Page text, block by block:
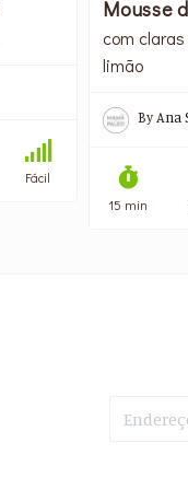
Fácil
Mousse
com
limão
ByAna
15 min